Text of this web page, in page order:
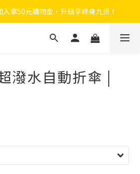
Baogani 最新聯名速穿側開雨衣
拿50元購物金，升級享終身九折！
全新升級! 瞬收系列
潑水自動折傘 |